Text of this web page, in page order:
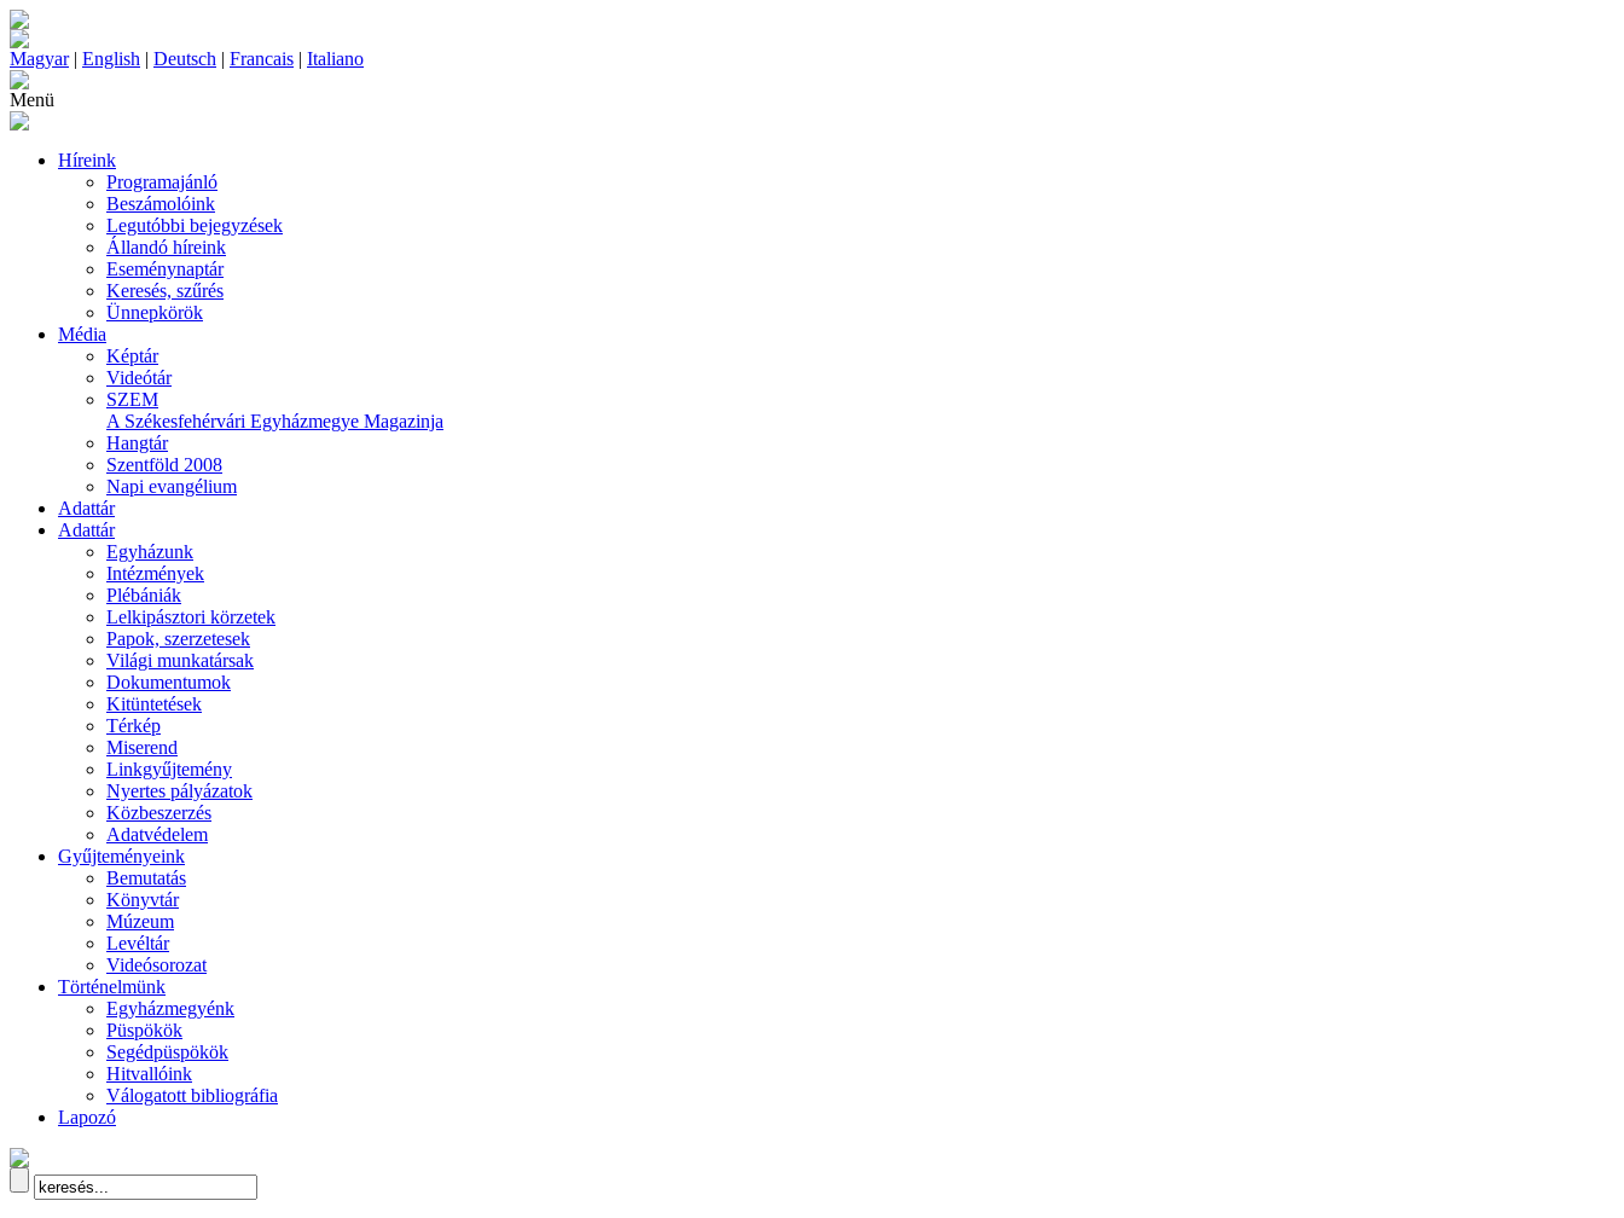
Magyar| English | Deutsch | Francais | Italiano
Menü
Híreink
Programajánló
Beszámolóink
Legutóbbi bejegyzések
Állandó híreink
Eseménynaptár
Keresés, szűrés
Ünnepkörök
Média
Képtár
Videótár
SZEM
A Székesfehérvári Egyházmegye Magazinja
Hangtár
Szentföld 2008
Napi evangélium
Adattár
Adattár
Egyházunk
Intézmények
Plébániák
Lelkipásztori körzetek
Papok, szerzetesek
Világi munkatársak
Dokumentumok
Kitüntetések
Térkép
Miserend
Linkgyűjtemény
Nyertes pályázatok
Közbeszerzés
Adatvédelem
Gyűjteményeink
Bemutatás
Könyvtár
Múzeum
Levéltár
Videósorozat
Történelmünk
Egyházmegyénk
Püspökök
Segédpüspökök
Hitvallóink
Válogatott bibliográfia
Lapozó